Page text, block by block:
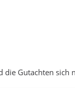
Gutachten sich